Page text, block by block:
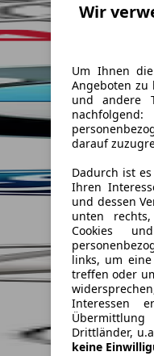
Wir
Um Ihnen
Angeboten zu
und andere
darauf
Dadurch ist
Ihren
und dessen
unten
Cookies
links, um
treffen oder
Interessen
Drittländer,
keine